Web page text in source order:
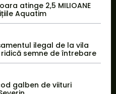
atinge 2,5 MILIOANE
Aquatim
ilegal de la vila
semne de întrebare
galben de viituri